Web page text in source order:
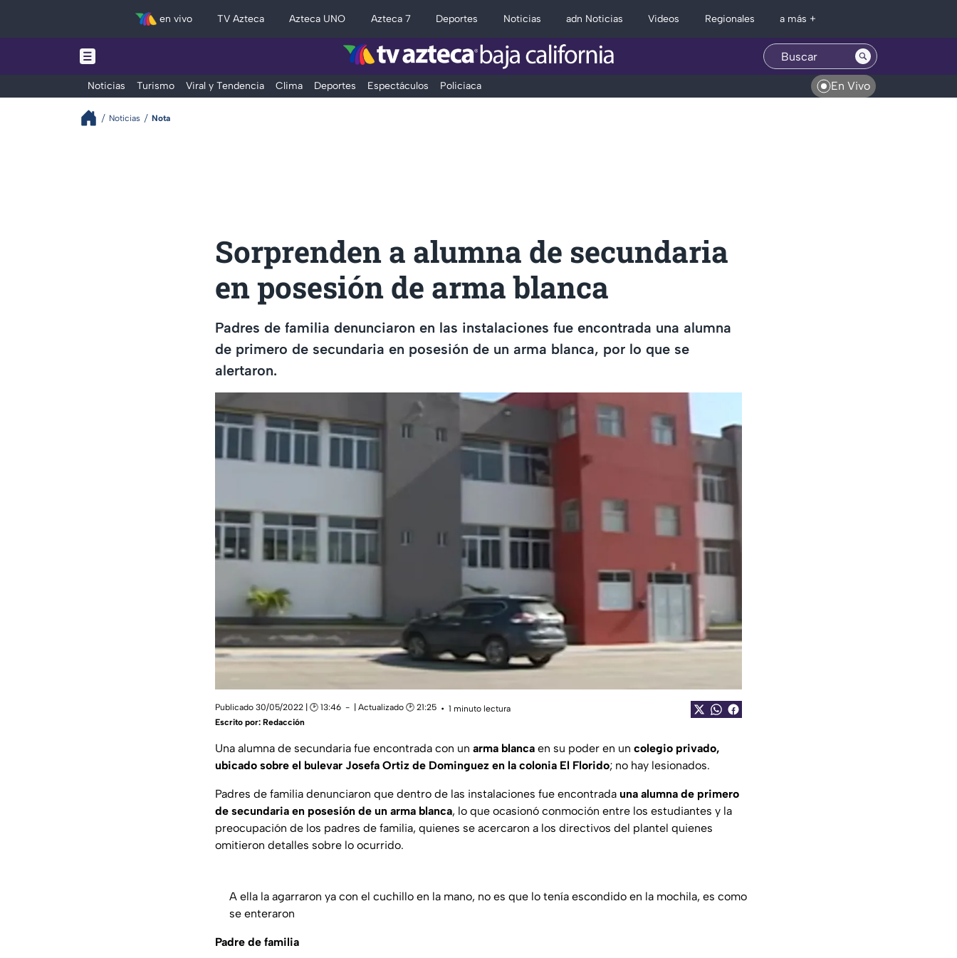
en vivo TV Azteca Azteca UNO Azteca 7 Deportes Noticias adn Noticias Videos Regionales a más +
Noticias Turismo Viral y Tendencia Clima Deportes Espectáculos Policiaca En Vivo
Noticias Nota
Sorprenden a alumna de secundaria
en posesión de arma blanca
Padres de familia denunciaron en las instalaciones fue encontrada una alumna
de primero de secundaria en posesión de un arma blanca, por lo que se
alertaron.
Publicado 30/05/2022 | 🕑 13:46 | Actualizado 🕑 21:25
1 minuto lectura
Escrito por: Redacción
Una alumna de secundaria fue encontrada con un arma blanca en su poder en un colegio privado,
ubicado sobre el bulevar Josefa Ortiz de Dominguez en la colonia El Florido; no hay lesionados.
Padres de familia denunciaron que dentro de las instalaciones fue encontrada una alumna de primero
de secundaria en posesión de un arma blanca, lo que ocasionó conmoción entre los estudiantes y la
preocupación de los padres de familia, quienes se acercaron a los directivos del plantel quienes
omitieron detalles sobre lo ocurrido.
A ella la agarraron ya con el cuchillo en la mano, no es que lo tenía escondido en la mochila, es como
se enteraron
Padre de familia